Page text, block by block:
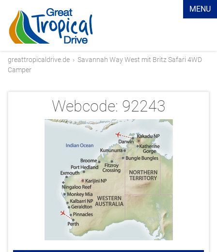
MENU
greattropicaldrive.de › Savannah Way West mit Britz Safari 4WD
Camper
Webcode: 92243